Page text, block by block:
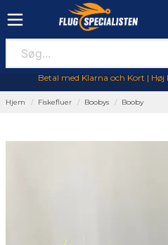
Betal med Klarna och Kort |
Hjem Fiskefluer Boobys Booby